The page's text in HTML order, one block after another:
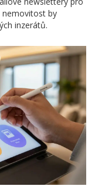
nemovitost by
inzerátů.